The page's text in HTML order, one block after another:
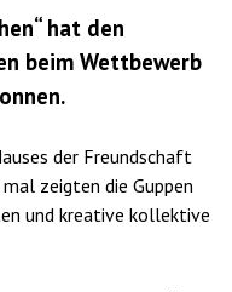
hat den
beim Wettbewerb
der Freundschaft
zeigten die Guppen
und kreative kollektive